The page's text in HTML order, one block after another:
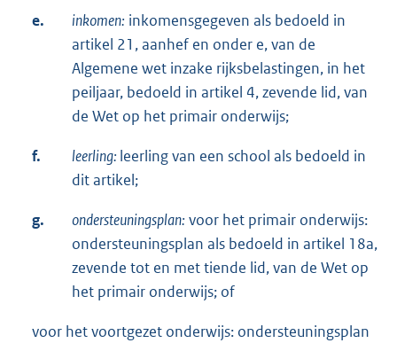
e. inkomen: inkomensgegeven als bedoeld in
artikel 21, aanhef en onder e, van de
Algemene wet inzake rijksbelastingen, in het
peiljaar, bedoeld in artikel 4, zevende lid, van
de Wet op het primair onderwijs;
f. leerling: leerling van een school als bedoeld in
dit artikel;
g. ondersteuningsplan: voor het primair onderwijs:
ondersteuningsplan als bedoeld in artikel 18a,
zevende tot en met tiende lid, van de Wet op
het primair onderwijs; of
voor het voortgezet onderwijs: ondersteuningsplan